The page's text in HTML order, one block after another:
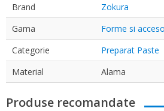
Brand
Zokura
Gama
Forme si
Categorie
Preparat Paste
Material
Alama
Produse recomandate